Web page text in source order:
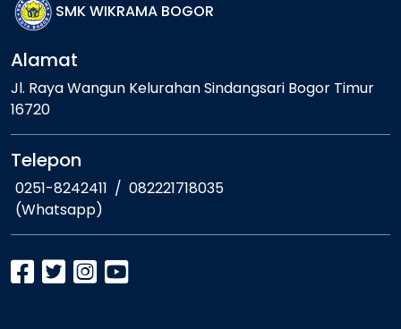
SMK WIKRAMA BOGOR
Alamat
Jl. Raya Wangun Kelurahan Sindangsari Bogor Timur
16720
Telepon
0251-8242411 / 082221718035
(Whatsapp)